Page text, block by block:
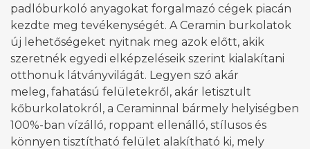
padlóburkoló anyagokat forgalmazó cégek piacán
kezdte meg tevékenységét. A Ceramin burkolatok
új lehetőségeket nyitnak meg azok előtt, akik
szeretnék egyedi elképzeléseik szerint kialakítani
otthonuk látványvilágát. Legyen szó akár
meleg, fahatású felületekről, akár letisztult
kőburkolatokról, a Ceraminnal bármely helyiségben
100%-ban vízálló, roppant ellenálló, stílusos és
könnyen tisztítható felület alakítható ki, mely